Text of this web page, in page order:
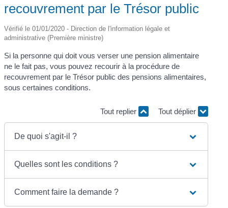
recouvrement par le Trésor public
Vérifié le 01/01/2020 - Direction de l'information légale et
administrative (Première ministre)
Si la personne qui doit vous verser une pension alimentaire
ne le fait pas, vous pouvez recourir à la procédure de
recouvrement par le Trésor public des pensions alimentaires,
sous certaines conditions.
Tout replier Tout déplier
De quoi s'agit-il ?
Quelles sont les conditions ?
Comment faire la demande ?